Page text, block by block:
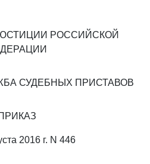
РОССИЙСКОЙ
СУДЕБНЫХ ПРИСТАВОВ
2016 г. N 446